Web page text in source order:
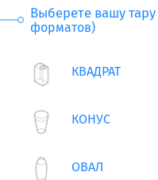
Выберете вашу тару
форматов)
КВАДРАТ
КОНУС
ОВАЛ